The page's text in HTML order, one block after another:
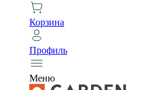
Корзина
Профиль
Меню